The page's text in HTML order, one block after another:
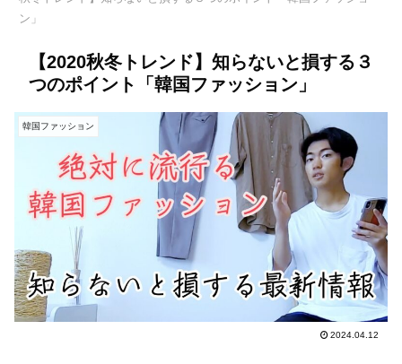
ン」
【2020秋冬トレンド】知らないと損する３
つのポイント「韓国ファッション」
韓国ファッション
2024.04.12